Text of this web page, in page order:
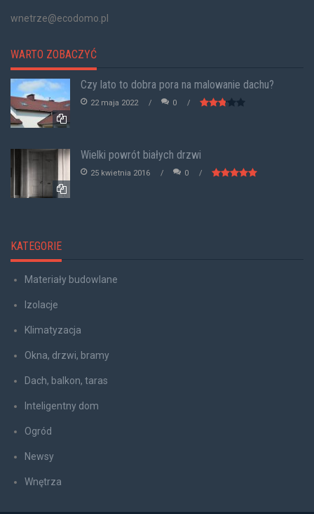
wnetrze@ecodomo.pl
WARTO ZOBACZYĆ
Czy lato to dobra pora na malowanie dachu?
22 maja 2022 0
Wielki powrót białych drzwi
25 kwietnia 2016 0
KATEGORIE
Materiały budowlane
Izolacje
Klimatyzacja
Okna, drzwi, bramy
Dach, balkon, taras
Inteligentny dom
Ogród
Newsy
Wnętrza